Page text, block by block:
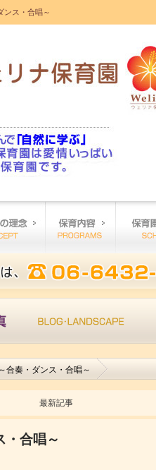
ンス・合唱～
合奏・ダンス・合唱～
最新記事
・合唱～